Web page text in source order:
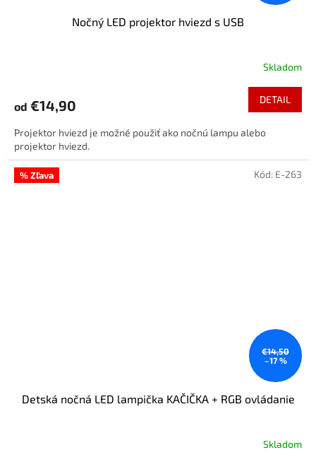
Nočný LED projektor hviezd s USB
Skladom
od €14,90 DETAIL
Projektor hviezd je možné použiť ako nočnú lampu alebo
projektor hviezd.
% Zľava
€14,50
–17 %
Detská nočná LED lampička KAČIČKA + RGB ovládanie
Skladom
Kód: E-263